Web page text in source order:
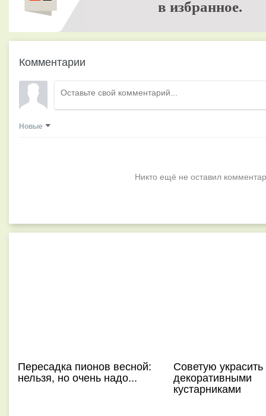
в избранное.
Комментарии
Новые
Никто ещё не оставил
Пересадка пионов весной:
нельзя, но очень надо...
Советую
декоративными
кустарниками